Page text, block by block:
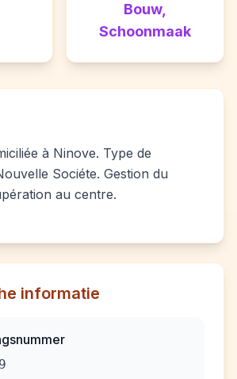
Bouw,
Schoonmaak
à Ninove. Type de
Sociéte. Gestion du
au centre.
informatie